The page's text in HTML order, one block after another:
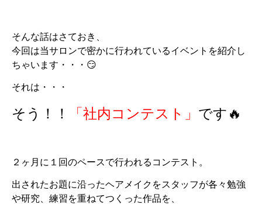
そんな話はさておき、
今回は当サロンで密かに行われているイベントを紹介し
ちゃいます・・・😏
それは・・・
そう！！ 「社内コンテスト」 です 🔥
２ヶ月に１回のペースで行われるコンテスト。
出されたお題に沿ったヘアメイクをスタッフが各々勉強
や研究、練習を重ねてつくった作品を、